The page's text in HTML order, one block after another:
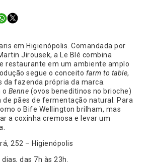
em Higienópolis. Comandada por
Jirousek, a Le Blé combina
restaurante em um ambiente amplo
segue o conceito farm to table,
da fazenda própria da marca.
o Benne (ovos beneditinos no brioche)
de pães de fermentação natural. Para
o Bife Wellington brilham, mas
a coxinha cremosa e levar um
252 – Higienópolis
dias, das 7h às 23h.